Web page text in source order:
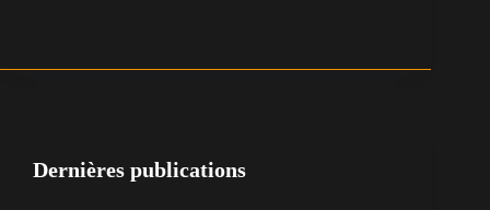
Dernières publications